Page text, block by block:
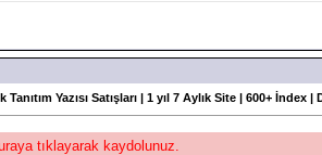
Tanıtım Yazısı Satışları | 1 yıl 7 Aylık Site | 600+ İndex
tıklayarak kaydolunuz.